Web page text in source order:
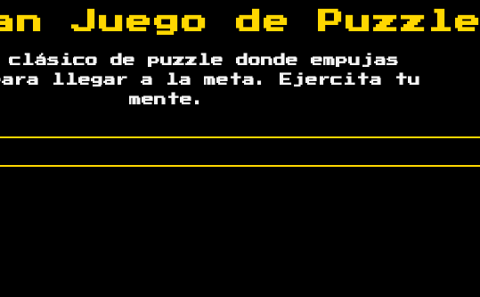
Juego de Puzzle
clásico de puzzle donde empujas
llegar a la meta. Ejercita tu
mente.